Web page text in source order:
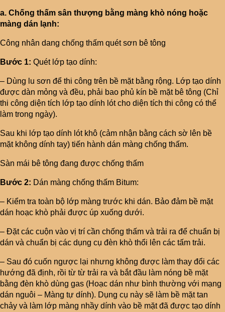
a. Chống thấm sân thượng bằng màng khò nóng hoặc
màng dán lạnh:
Công nhân dang chống thấm quét sơn bê tông
Bước 1: Quét lớp tạo dính:
– Dùng lu sơn để thi công trên bề mặt bằng rộng. Lớp tạo dính
được dàn mỏng và đều, phải bao phủ kín bề mặt bê tông (Chỉ
thi công diện tích lớp tạo dính lót cho diện tích thi công có thể
làm trong ngày).
Sau khi lớp tạo dính lót khô (cảm nhận bằng cách sờ lên bề
mặt không dính tay) tiến hành dán màng chống thấm.
Sàn mái bê tông đang được chống thấm
Bước 2: Dán màng chống thấm Bitum:
– Kiểm tra toàn bộ lớp màng trước khi dán. Bảo đảm bề mặt
dán hoạc khò phải được úp xuống dưới.
– Đặt các cuộn vào vị trí cần chống thấm và trải ra để chuẩn bị
dán và chuẩn bị các dụng cụ đèn khò thổi lên các tấm trải.
– Sau đó cuốn ngược lại nhưng không được làm thay đổi các
hướng đã định, rồi từ từ trải ra và bắt đầu làm nóng bề mặt
bằng đèn khò dùng gas (Hoạc dán như bình thường với mạng
dán nguôi – Màng tự dính). Dụng cụ này sẽ làm bề mặt tan
chảy và làm lớp màng nhầy dính vào bề mặt đã được tạo dính